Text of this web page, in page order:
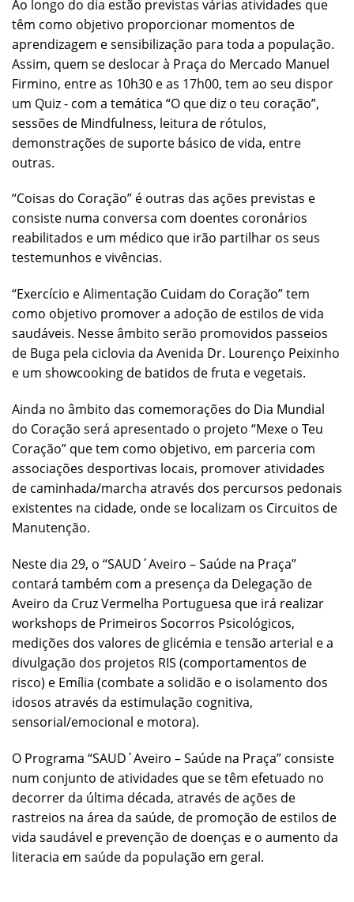
Ao longo do dia estão previstas várias atividades que
têm como objetivo proporcionar momentos de
aprendizagem e sensibilização para toda a população.
Assim, quem se deslocar à Praça do Mercado Manuel
Firmino, entre as 10h30 e as 17h00, tem ao seu dispor
um Quiz - com a temática “O que diz o teu coração”,
sessões de Mindfulness, leitura de rótulos,
demonstrações de suporte básico de vida, entre
outras.
“Coisas do Coração” é outras das ações previstas e
consiste numa conversa com doentes coronários
reabilitados e um médico que irão partilhar os seus
testemunhos e vivências.
“Exercício e Alimentação Cuidam do Coração” tem
como objetivo promover a adoção de estilos de vida
saudáveis. Nesse âmbito serão promovidos passeios
de Buga pela ciclovia da Avenida Dr. Lourenço Peixinho
e um showcooking de batidos de fruta e vegetais.
Ainda no âmbito das comemorações do Dia Mundial
do Coração será apresentado o projeto “Mexe o Teu
Coração” que tem como objetivo, em parceria com
associações desportivas locais, promover atividades
de caminhada/marcha através dos percursos pedonais
existentes na cidade, onde se localizam os Circuitos de
Manutenção.
Neste dia 29, o “SAUD´Aveiro – Saúde na Praça”
contará também com a presença da Delegação de
Aveiro da Cruz Vermelha Portuguesa que irá realizar
workshops de Primeiros Socorros Psicológicos,
medições dos valores de glicémia e tensão arterial e a
divulgação dos projetos RIS (comportamentos de
risco) e Emília (combate a solidão e o isolamento dos
idosos através da estimulação cognitiva,
sensorial/emocional e motora).
O Programa “SAUD´Aveiro – Saúde na Praça” consiste
num conjunto de atividades que se têm efetuado no
decorrer da última década, através de ações de
rastreios na área da saúde, de promoção de estilos de
vida saudável e prevenção de doenças e o aumento da
literacia em saúde da população em geral.